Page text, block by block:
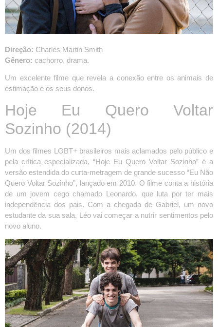
Direção: Charles Martin Smith
Gênero: cachorro, drama.
Um excelente filme que revela a conexão entre os animais de
estimação e os seus donos.
Hoje Eu Quero Voltar
Sozinho (2014)
Um dos filmes LGBT+ brasileiros mais aclamados pelo público e
pela crítica especializada, “Hoje Eu Quero Voltar Sozinho” é a
versão estendida do curta-metragem de grande sucesso “Eu Não
Quero Voltar Sozinho”, lançado em 2010. O filme conta a história
de um jovem cego chamado Leonardo, que luta por ter mais
independência dos pais. Com a chegada de Gabriel, um novo
estudante da sua sala, Léo vai começar a nutrir sentimentos pelo
novo aluno.